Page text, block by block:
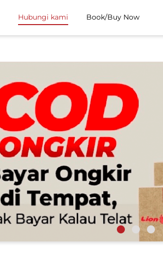
Hubungi kami Book/Buy Now